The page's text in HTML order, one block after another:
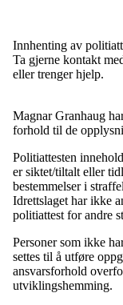
Innhenting av
Ta gjerne kontakt
eller trenger hjelp.
Magnar Granhaug
forhold til de
Politiattesten
er siktet/tiltalt eller
bestemmelser i
Idrettslaget har ikke
politiattest for andre
Personer som ikke
settes til å utføre
ansvarsforhold
utviklingshemming.